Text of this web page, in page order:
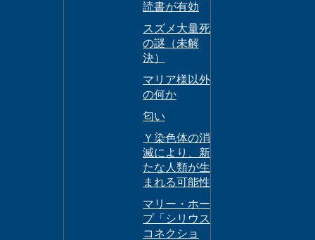
読書が有効
スズメ大量死
の謎（未解
決）
マリア様以外
の何か
匂い
Ｙ染色体の消
滅により、新
たな人類が生
まれる可能性
マリー・ホー
プ「シリウス
コネクショ